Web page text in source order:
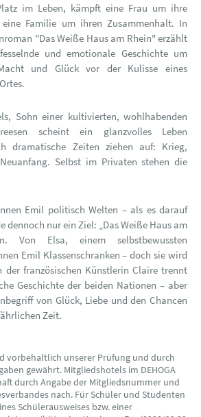
im Leben, kämpft eine Frau um ihre
Familie um ihren Zusammenhalt. In
"Das Weiße Haus am Rhein" erzählt
und emotionale Geschichte um
und Glück vor der Kulisse eines
Sohn einer kultivierten, wohlhabenden
scheint ein glanzvolles Leben
dramatische Zeiten ziehen auf: Krieg,
Selbst im Privaten stehen die
Emil politisch Welten – als es darauf
dennoch nur ein Ziel: „Das Weiße Haus am
Von Elsa, einem selbstbewussten
Emil Klassenschranken – doch sie wird
der französischen Künstlerin Claire trennt
Geschichte der beiden Nationen – aber
von Glück, Liebe und den Chancen
Zeit.
vorbehaltlich unserer Prüfung und durch
gewährt. Mitgliedshotels im DEHOGA
durch Angabe der Mitgliedsnummer und
nach. Für Schüler und Studenten
Schülerausweises bzw. einer